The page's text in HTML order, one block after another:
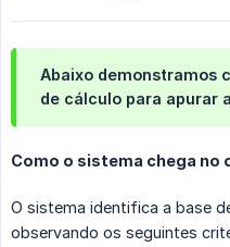
Abaixo demonstramos
de cálculo para apurar
Como o sistema chega no
O sistema identifica a base
observando os seguintes